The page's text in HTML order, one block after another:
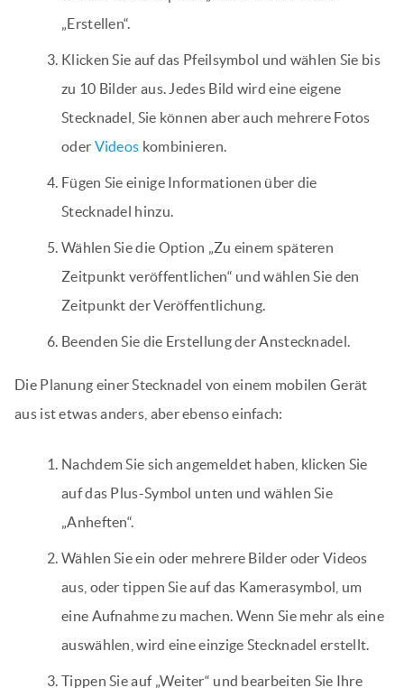
„Erstellen“.
Klicken Sie auf das Pfeilsymbol und wählen Sie bis
zu 10 Bilder aus. Jedes Bild wird eine eigene
Stecknadel, Sie können aber auch mehrere Fotos
oder Videos kombinieren.
Fügen Sie einige Informationen über die
Stecknadel hinzu.
Wählen Sie die Option „Zu einem späteren
Zeitpunkt veröffentlichen“ und wählen Sie den
Zeitpunkt der Veröffentlichung.
Beenden Sie die Erstellung der Anstecknadel.
Die Planung einer Stecknadel von einem mobilen Gerät
aus ist etwas anders, aber ebenso einfach:
Nachdem Sie sich angemeldet haben, klicken Sie
auf das Plus-Symbol unten und wählen Sie
„Anheften“.
Wählen Sie ein oder mehrere Bilder oder Videos
aus, oder tippen Sie auf das Kamerasymbol, um
eine Aufnahme zu machen. Wenn Sie mehr als eine
auswählen, wird eine einzige Stecknadel erstellt.
Tippen Sie auf „Weiter“ und bearbeiten Sie Ihre